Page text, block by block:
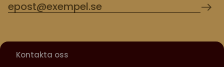
Kontakta oss